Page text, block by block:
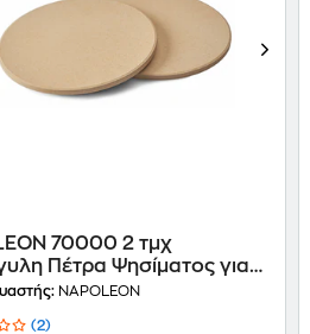
70000 2 τμχ
Πέτρα Ψησίματος για
NAPOLEON
(2)